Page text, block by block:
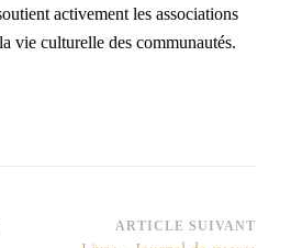
activement les associations
vie culturelle des communautés.
ARTICLE SUIVANT